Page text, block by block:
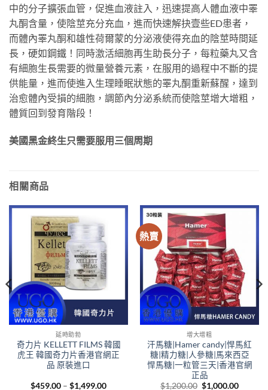
中的分子擴張血管，促進血液註入，迅速提高人體血液中睪
丸酮含量，使陰莖充分充血，進而快速解抉壹些ED患者，
而體內睪丸酮和雄性荷爾蒙的分泌液使得充血的陰莖時間延
長，硬如鋼鐵！同時激活細胞再生助長分子，每粒藥丸又含
有細胞生長需要的微量營養元素，在服用的過程中不斷的提
供能量，進而使進入生理睡眠狀態的睪丸酮重新蘇醒，達到
治愈體內受損的細胞，調節內分泌系統而使陰莖增大增粗，
體質回到發育階段！
美國黑金終生只需要服用三個周期
相關商品
延時助勃
奇力片 KELLETT FILMS 韓國
虎王 韓國奇力片香港官網正
品 原裝進口
$459.00 – $1,499.00Price
熱賣
增大增粗
汗馬糖|Hamer candy|悍馬紅
糖|精力糖|人參糖|馬來西亞
悍馬糖|一粒管三天|香港官網
正品
$1,200.00 Original
$1,000.00Current